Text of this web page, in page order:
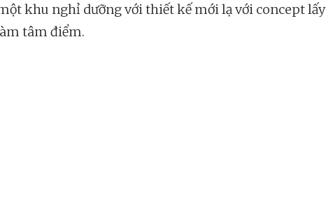
khu nghỉ dưỡng với thiết kế mới lạ với concept lấy
tâm điểm.